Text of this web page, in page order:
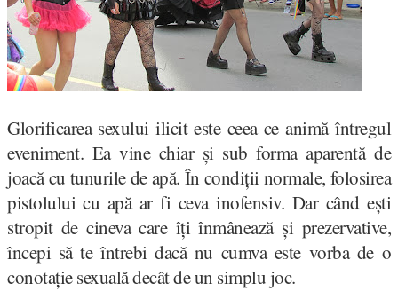
Glorificarea sexului ilicit este ceea ce animă întregul
eveniment. Ea vine chiar și sub forma aparentă de
joacă cu tunurile de apă. În condiții normale, folosirea
pistolului cu apă ar fi ceva inofensiv. Dar când ești
stropit de cineva care îți înmânează și prezervative,
începi să te întrebi dacă nu cumva este vorba de o
conotație sexuală decât de un simplu joc.